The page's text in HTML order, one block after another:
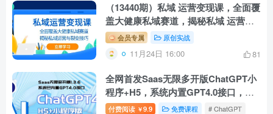
（13440期）私域 运营变现课，全面覆
盖大健康私域赛道，揭秘私域 运营与
裂变技巧
会员专属 原创实战
11月24日 16:00 81
全网首发Saas无限多开版ChatGPT小
程序+H5，系统内置GPT4.0接口，可
无限开启坑位
付费阅读 ￥9.9 免费课程 # ChatGPT